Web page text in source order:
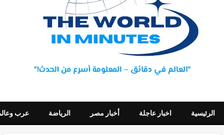
الرئيسية اخبار عاجلة أخبار مصر الرياضة عرب